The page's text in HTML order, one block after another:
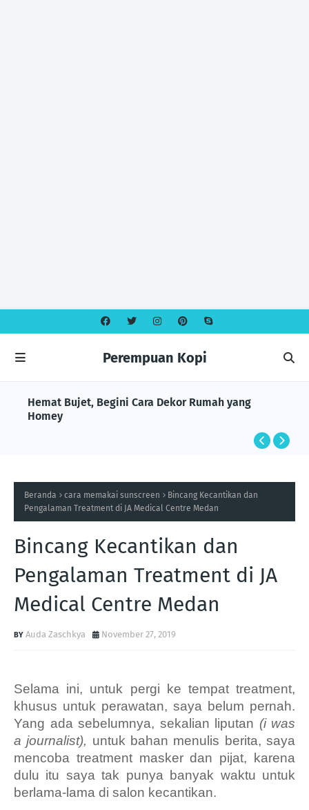
Perempuan Kopi
Hemat Bujet, Begini Cara Dekor Rumah yang
Homey
Beranda cara memakai sunscreen
Bincang Kecantikan dan
Pengalaman Treatment di JA Medical Centre Medan
Bincang Kecantikan dan
Pengalaman Treatment di JA
Medical Centre Medan
Auda Zaschkya November 27, 2019
Selama ini, untuk pergi ke tempat treatment,
khusus untuk perawatan, saya belum pernah.
Yang ada sebelumnya, sekalian liputan (i was
a journalist), untuk bahan menulis berita, saya
mencoba treatment masker dan pijat, karena
dulu itu saya tak punya banyak waktu untuk
berlama-lama di salon kecantikan.